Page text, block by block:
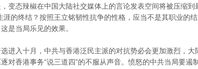
变态辣椒在中国大陆社交媒体上的言论发表空间将被压缩到
涯的终结？按照王立铭韧性抗争的性格，应当不是其职业的
是当局乐见的效果。
进入十月，中共与香港泛民主派的对抗势必会更加激烈，
对香港事务“说三道四”的不服从声音。愤怒的中共当局要遏